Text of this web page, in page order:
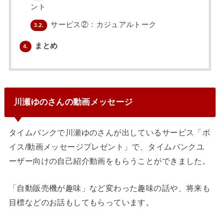
ント
3.2. サービス②：カジュアルトーク
4. まとめ
川瀬ゆのさんの動画メッセージ
タイムバンクで川瀬ゆのさんが出しているサービス「ボ
イス/動画メッセージプレゼント」で、タイムバンクユ
ーザー向けの自己紹介動画をもらうことができました。
「自動販売機が趣味」など変わった趣味の話や、将来も
目標などのお話もしてもらっています。